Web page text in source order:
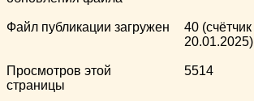
Файл публикации загружен
40
20.01.2025)
Просмотров этой
страницы
5514